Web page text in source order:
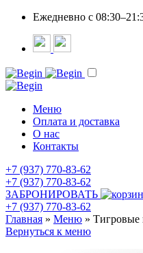
Ежедневно c
Меню
Оплата и доставка
О нас
Контакты
+7 (937) 770-83-62
+7 (937) 770-83-62
ЗАБРОНИРОВАТЬ
+7 (937) 770-83-62
Главная » Меню » Тигровые
Вернуться к меню